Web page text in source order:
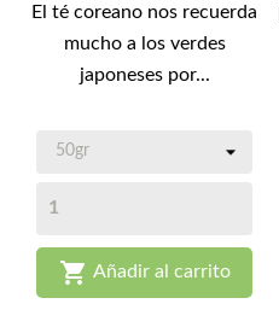
El té coreano nos recuerda
mucho a los verdes
japoneses por...
 Añadir al carrito